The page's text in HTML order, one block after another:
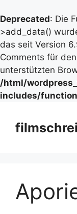
Deprecated: Die
>add_data()
das seit Version
Comments für
unterstützten
/html/
includes/
Inhalt
springen